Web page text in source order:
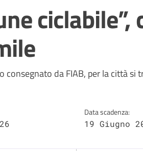
della notizia
consegnato da FIAB, per la città si
Data scadenza:
19 Giugno